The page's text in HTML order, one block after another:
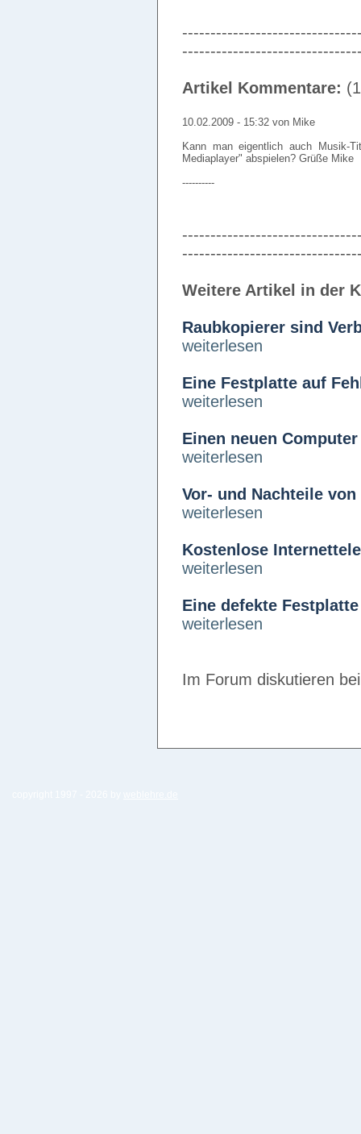
Artikel Kommentare:
10.02.2009 - 15:32 von Mike
Kann man eigentlich auch Musik-
Mediaplayer" abspielen? Grüße Mike
----------
Weitere Artikel in der
Raubkopierer sind
weiterlesen
Eine Festplatte auf
weiterlesen
Einen neuen
weiterlesen
Vor- und Nachteile
weiterlesen
Kostenlose
weiterlesen
Eine defekte
weiterlesen
Im Forum diskutieren